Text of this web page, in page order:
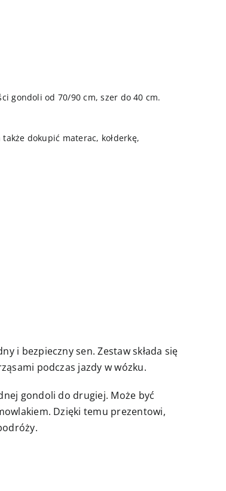
gondoli od 70/90 cm, szer do 40 cm.
dokupić materac, kołderkę,
i bezpieczny sen. Zestaw składa się
podczas jazdy w wózku.
gondoli do drugiej. Może być
Dzięki temu prezentowi,